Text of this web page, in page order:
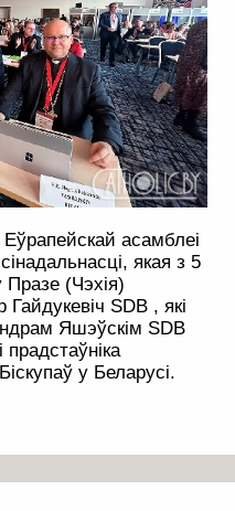
асамблеі
якая з 5
Празе (Чэхія)
Гайдукевіч SDB , які
Яшэўскім SDB
прадстаўніка
у Беларусі.